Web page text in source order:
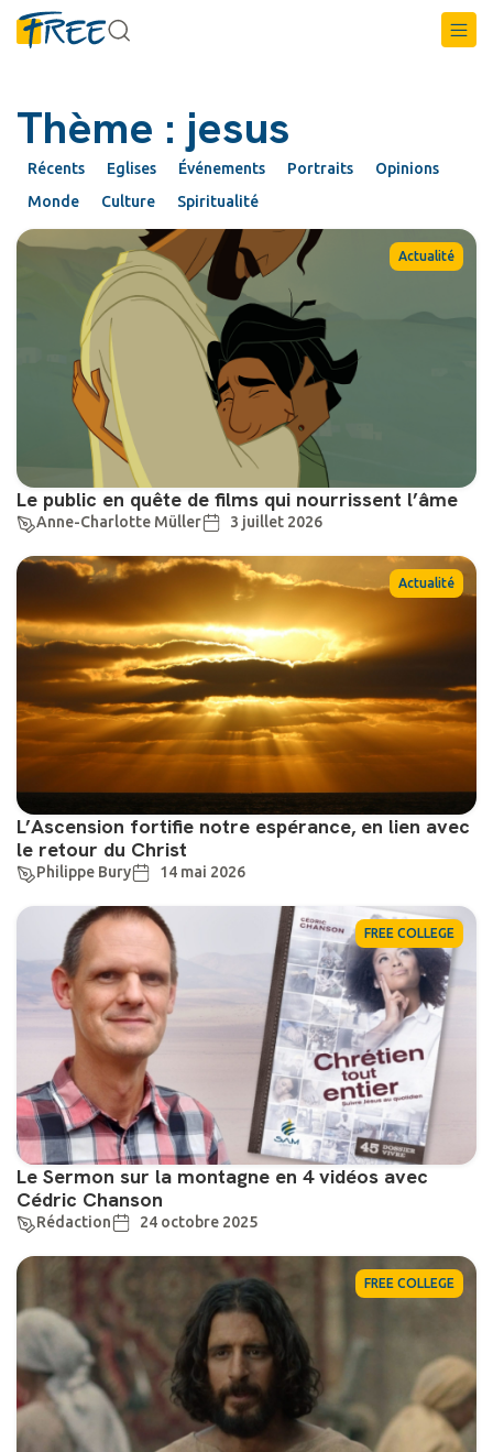
Thème : jesus
Récents Eglises Événements Portraits
Opinions
Monde
Culture Spiritualité
Actualité
Le public en quête de films qui nourrissent l’âme
Anne-Charlotte Müller 3 juillet 2026
Actualité
L’Ascension fortifie notre espérance, en lien avec
le retour du Christ
Philippe Bury 14 mai 2026
FREE COLLEGE
Le Sermon sur la montagne en 4 vidéos avec
Cédric Chanson
Rédaction 24 octobre 2025
FREE COLLEGE